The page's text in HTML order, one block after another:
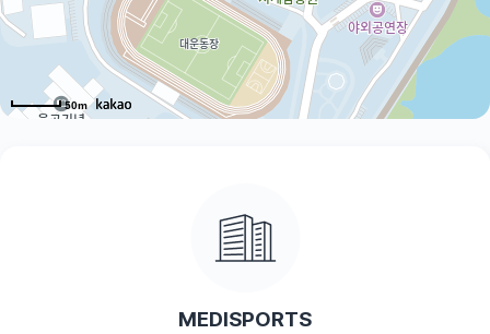
50m
MEDISPORTS